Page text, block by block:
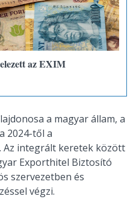
az EXIM
a magyar állam, a
2024-től a
Az integrált keretek között
Exporthitel Biztosító
szervezetben és
végzi.